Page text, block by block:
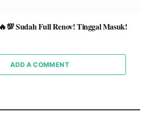
Sudah Full Renov! Tinggal Masuk!
ADD A COMMENT